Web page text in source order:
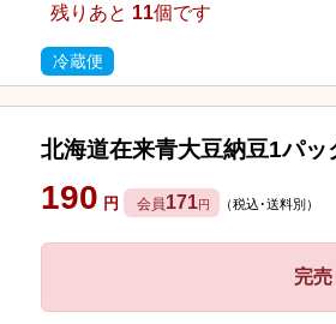
残りあと 11個です
冷蔵便
北海道在来青大豆納豆1パッ
190 円 会員171円 （税込･送料別）
完売